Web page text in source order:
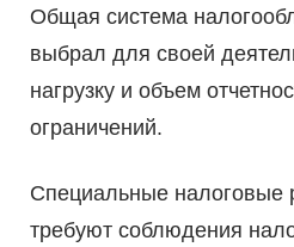
Общая система
выбрал для своей
нагрузку и объем
ограничений.
Специальные налоговые
требуют соблюдения